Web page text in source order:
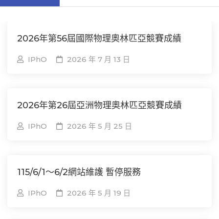
2026年第56屆國際物理奧林匹亞競賽成績
IPhO 2026 年 7 月 13 日
2026年第26屆亞洲物理奧林匹亞競賽成績
IPhO 2026 年 5 月 25 日
115/6/1～6/2網站維護 暫停服務
IPhO 2026 年 5 月 19 日